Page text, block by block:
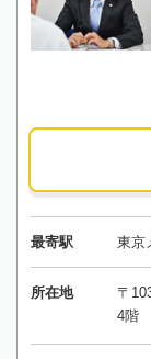
最寄駅 東京
所在地
〒
4階